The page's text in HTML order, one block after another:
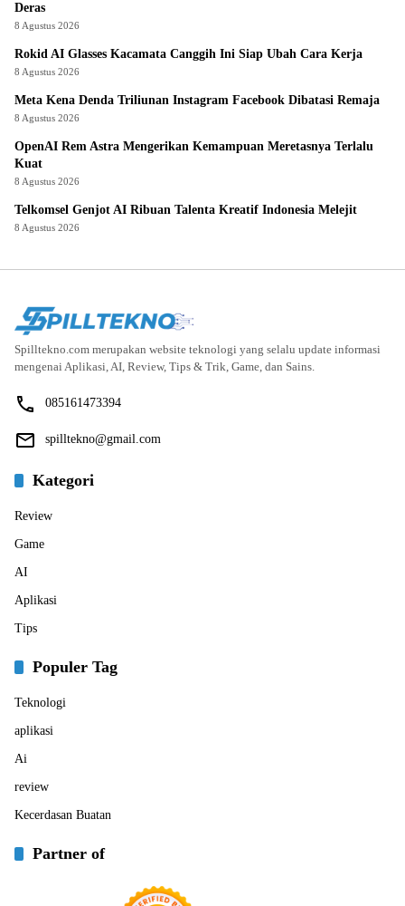
Deras
8 Agustus 2026
Rokid AI Glasses Kacamata Canggih Ini Siap Ubah Cara Kerja
8 Agustus 2026
Meta Kena Denda Triliunan Instagram Facebook Dibatasi Remaja
8 Agustus 2026
OpenAI Rem Astra Mengerikan Kemampuan Meretasnya Terlalu
Kuat
8 Agustus 2026
Telkomsel Genjot AI Ribuan Talenta Kreatif Indonesia Melejit
8 Agustus 2026
Spilltekno.com merupakan website teknologi yang selalu update informasi
mengenai Aplikasi, AI, Review, Tips & Trik, Game, dan Sains.
085161473394
spilltekno@gmail.com
Kategori
Review
Game
AI
Aplikasi
Tips
Populer Tag
Teknologi
aplikasi
Ai
review
Kecerdasan Buatan
Partner of